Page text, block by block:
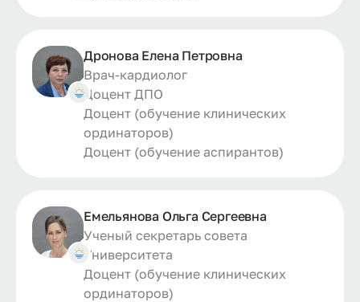
Дронова Елена Петровна
Врач-кардиолог
Доцент ДПО
Доцент (обучение клинических
ординаторов)
Доцент (обучение аспирантов)
Емельянова Ольга Сергеевна
Ученый секретарь совета
Университета
Доцент (обучение клинических
ординаторов)